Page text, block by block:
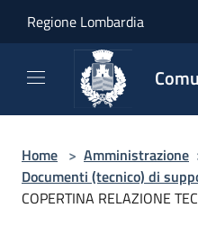
Regione Lombardia
Home > Amministrazione
Documenti (tecnico) di
COPERTINA RELAZIONE